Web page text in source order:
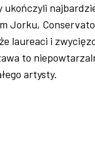
ukończyli
Jorku,
laureaci i
to
artysty.